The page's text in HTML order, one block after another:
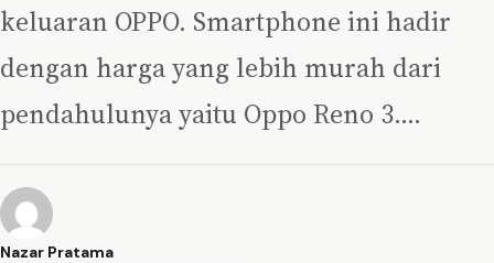
keluaran OPPO. Smartphone ini hadir
dengan harga yang lebih murah dari
pendahulunya yaitu Oppo Reno 3.…
Nazar Pratama